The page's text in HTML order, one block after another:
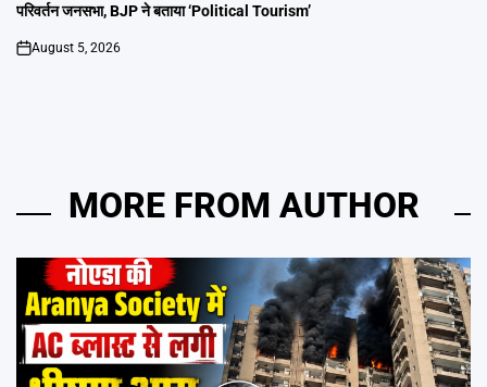
परिवर्तन जनसभा, BJP ने बताया ‘Political Tourism’
on
August 5, 2026
MORE FROM AUTHOR